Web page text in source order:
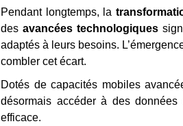
Pendant longtemps, la
des avancées technologiques
adaptés à leurs besoins.
combler cet écart.
Dotés de capacités mobiles
désormais accéder à des
efficace.